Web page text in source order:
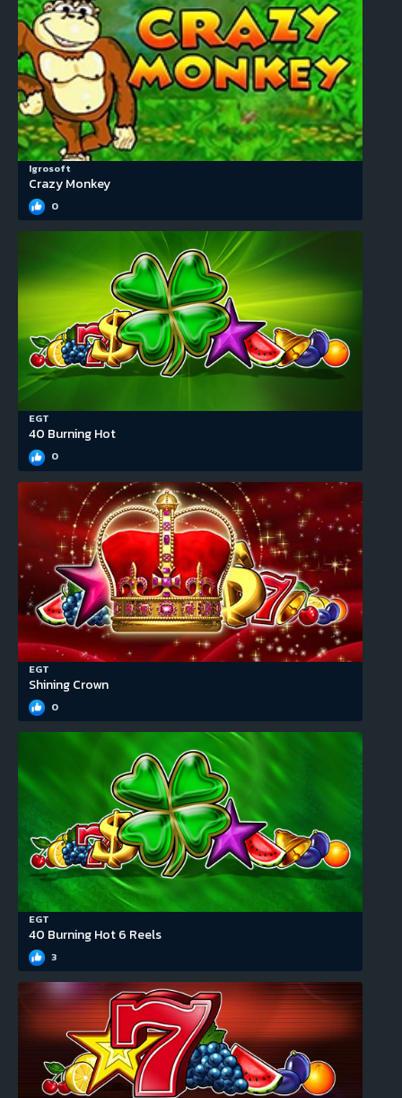
Igrosoft
Crazy Monkey
0
EGT
40 Burning Hot
0
EGT
Shining Crown
0
EGT
40 Burning Hot 6 Reels
3